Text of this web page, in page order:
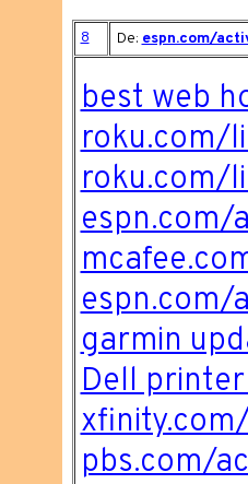
8 De: espn.com/
best web
roku.com/
roku.com/
espn.com/
espn.com/
garmin
Dell
pbs.com/